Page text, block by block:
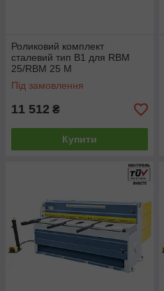
Роликовий комплект
сталевий тип B1 для RBM
25/RBM 25 M
Під замовлення
11 512 ₴
Купити